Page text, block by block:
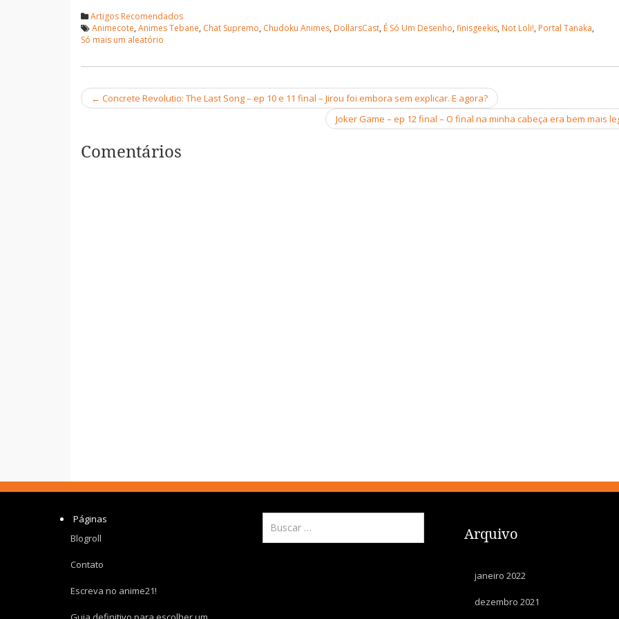
Artigos Recomendados
Animecote, Animes Tebane, Chat Supremo, Chudoku Animes, DollarsCast, É Só Um Desenho, finisgeekis, Not Loli!, Portal Tanaka,
Só mais um aleatório
Navegação
← Concrete Revolutio: The Last Song – ep 10 e 11 final – Jirou foi embora sem explicar. E agora?
Joker Game – ep 12 final – O final na minha cabeça era bem mais
Comentários
Páginas
Blogroll
Contato
Escreva no anime21!
Arquivo
janeiro 2022
dezembro 2021